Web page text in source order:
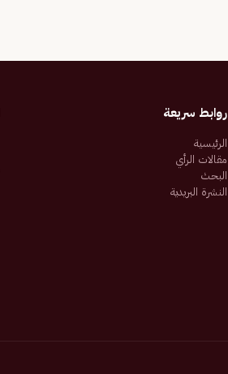
روابط سريعة
الرئيسية
مقالات الرأي
البحث
النشرة البريدية